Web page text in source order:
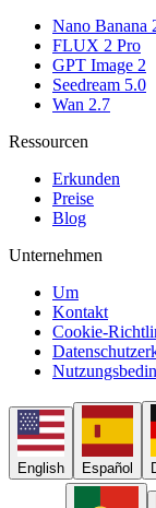
Nano Banana
FLUX 2 Pro
GPT Image 2
Seedream 5.0
Wan 2.7
Ressourcen
Erkunden
Preise
Blog
Unternehmen
Um
Kontakt
Cookie-
English Español